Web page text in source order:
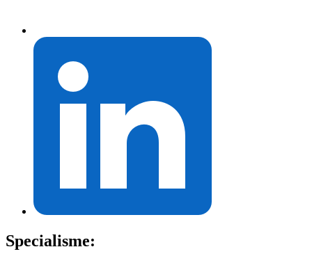
Specialisme: